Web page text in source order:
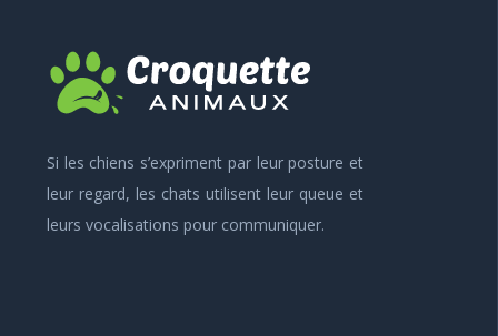
Si les chiens s’expriment par leur posture et
leur regard, les chats utilisent leur queue et
leurs vocalisations pour communiquer.